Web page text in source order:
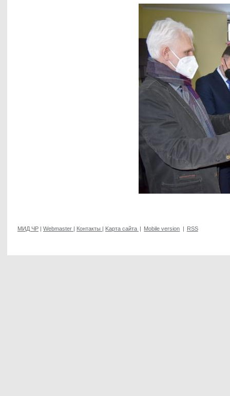
МИД ЧР | Webmaster | Контакты | Kарта сайта | Mobile version | RSS